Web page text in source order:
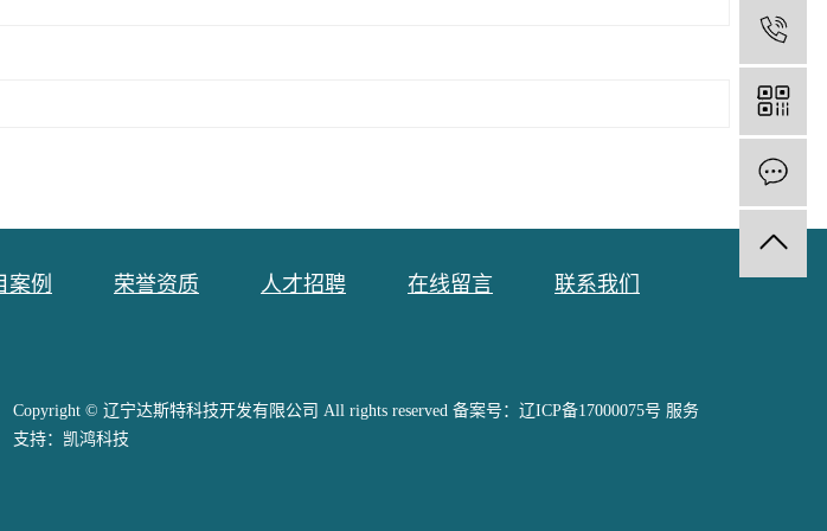
案例 荣誉资质 人才招聘 在线留言 联系我们
Copyright © 辽宁达斯特科技开发有限公司 All rights reserved 备案号： 辽ICP备17000075号 服务
支持： 凯鸿科技